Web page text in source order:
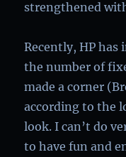
strengthened
Recently, HP
the number of
made a corner
according to the
look. I can’t do
to have fun and